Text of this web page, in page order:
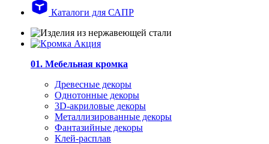
Каталоги для САПР
01. Мебельная кромка
Древесные декоры
Однотонные декоры
3D-акриловые декоры
Металлизированные декоры
Фантазийные декоры
Клей-расплав